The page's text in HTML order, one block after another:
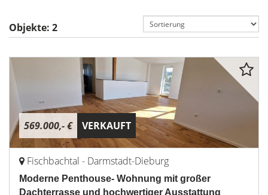
Objekte: 2
569.000,- € VERKAUFT
Fischbachtal - Darmstadt-Dieburg
Moderne Penthouse- Wohnung mit großer
Dachterrasse und hochwertiger Ausstattung